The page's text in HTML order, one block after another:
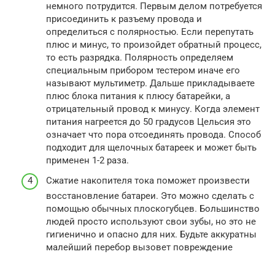
немного потрудится. Первым делом потребуется
присоединить к разъему провода и
определиться с полярностью. Если перепутать
плюс и минус, то произойдет обратный процесс,
то есть разрядка. Полярность определяем
специальным прибором тестером иначе его
называют мультиметр. Дальше прикладываете
плюс блока питания к плюсу батарейки, а
отрицательный провод к минусу. Когда элемент
питания нагреется до 50 градусов Цельсия это
означает что пора отсоединять провода. Способ
подходит для щелочных батареек и может быть
применен 1-2 раза.
Сжатие накопителя тока поможет произвести
восстановление батареи. Это можно сделать с
помощью обычных плоскогубцев. Большинство
людей просто используют свои зубы, но это не
гигиенично и опасно для них. Будьте аккуратны
малейший перебор вызовет повреждение